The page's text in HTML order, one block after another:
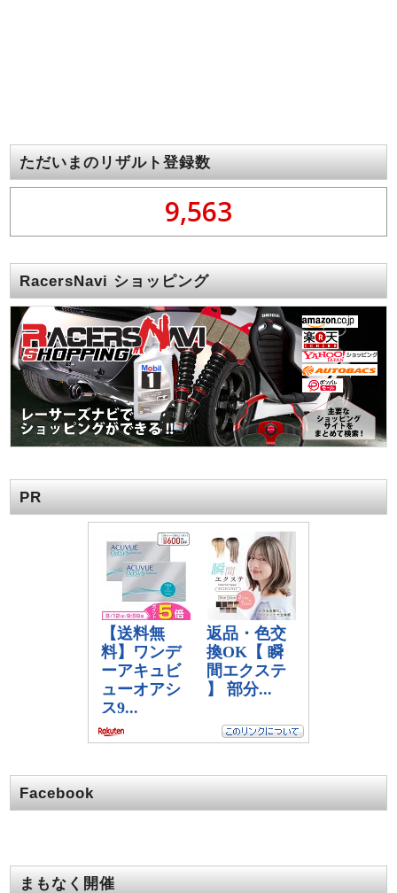
ただいまのリザルト登録数
9,563
RacersNavi ショッピング
PR
Facebook
まもなく開催